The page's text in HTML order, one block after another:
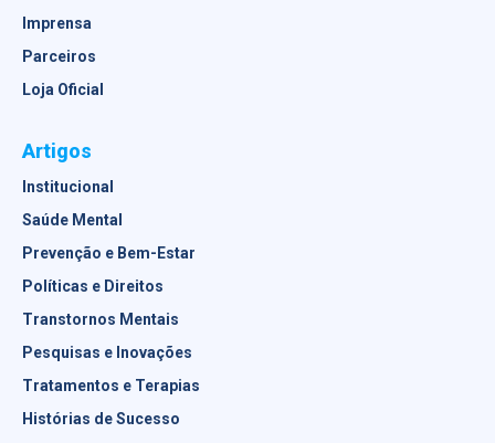
Imprensa
Parceiros
Loja Oficial
Artigos
Institucional
Saúde Mental
Prevenção e Bem-Estar
Políticas e Direitos
Transtornos Mentais
Pesquisas e Inovações
Tratamentos e Terapias
Histórias de Sucesso